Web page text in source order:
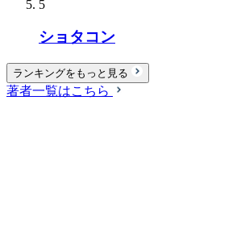
5
ショタコン
ランキングをもっと見る
著者一覧はこちら